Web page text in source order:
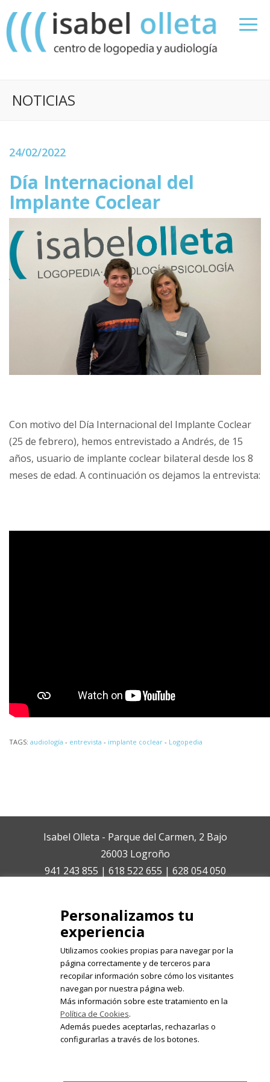
NOTICIAS
24/02/2022
Día Internacional del
Implante Coclear
Con motivo del Día Internacional del Implante Coclear
(25 de febrero), hemos entrevistado a Andrés, de 15
años, usuario de implante coclear bilateral desde los 8
meses de edad. A continuación os dejamos la entrevista:
TAGS: audiología - entrevista - implante coclear - Logopedia
Isabel Olleta - Parque del Carmen, 2 Bajo
26003 Logroño
941 243 855 | 618 522 655 | 628 054 050
Registrate en nuestro boletín de
noticias
Personalizamos tu
experiencia
Utilizamos cookies propias para navegar por la
página correctamente y de terceros para
recopilar información sobre cómo los visitantes
navegan por nuestra página web.
Más información sobre este tratamiento en la
Política de Cookies.
Además puedes aceptarlas, rechazarlas o
configurarlas a través de los botones.